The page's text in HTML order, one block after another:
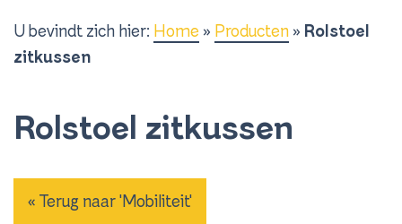
U bevindt zich hier: Home » Producten » Rolstoel
zitkussen
Rolstoel zitkussen
« Terug naar 'Mobiliteit'